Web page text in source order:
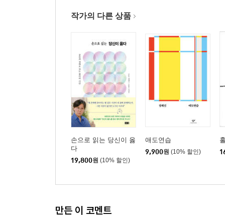
작가의 다른 상품
손으로 읽는 당신이 옳
다
19,800원 (10% 할인)
애도연습
9,900원 (10% 할인)
만든 이 코멘트